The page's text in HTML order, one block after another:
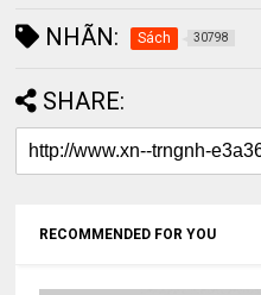
NHÃN: Sách 30798
SHARE:
RECOMMENDED FOR YOU